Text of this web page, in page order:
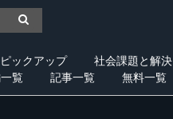
ピックアップ 社会課題と解決
覧 記事一覧 無料一覧